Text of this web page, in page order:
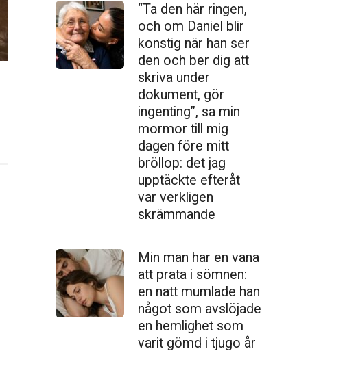
“Ta den här ringen,
och om Daniel blir
konstig när han ser
den och ber dig att
skriva under
dokument, gör
ingenting”, sa min
mormor till mig
dagen före mitt
bröllop: det jag
upptäckte efteråt
var verkligen
skrämmande
Min man har en vana
att prata i sömnen:
en natt mumlade han
något som avslöjade
en hemlighet som
varit gömd i tjugo år